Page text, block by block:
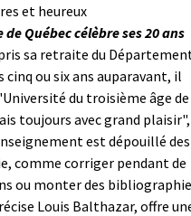
et heureux
Québec célèbre ses 20 ans
sa retraite du
cinq ou six ans auparavant, il
du troisième âge de
toujours avec grand plaisir",
est dépouillé des
comme corriger pendant de
ou monter des
Louis Balthazar, offre